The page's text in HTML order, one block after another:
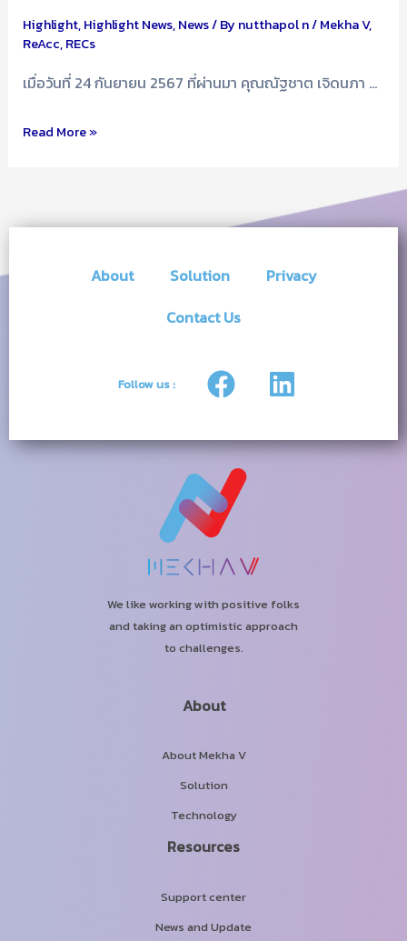
Highlight,Highlight News,News/ By nutthapol n/Mekha V,
ReAcc,RECs
เมื่อวันที่ 24 กันยายน 2567 ที่ผ่านมา คุณณัฐชาต เจิดนภา …
ผลัก
ดัน
ประเทศไทย
สู่
Zero
Read More »
About Solution
Privacy
Contact Us
Follow us : F
a
e
b
o
o
k
L
i
k
We like working with positive folks
and taking an optimistic approach
to challenges.
About
About Mekha V
Solution
Technology
Resources
Support center
News and Update